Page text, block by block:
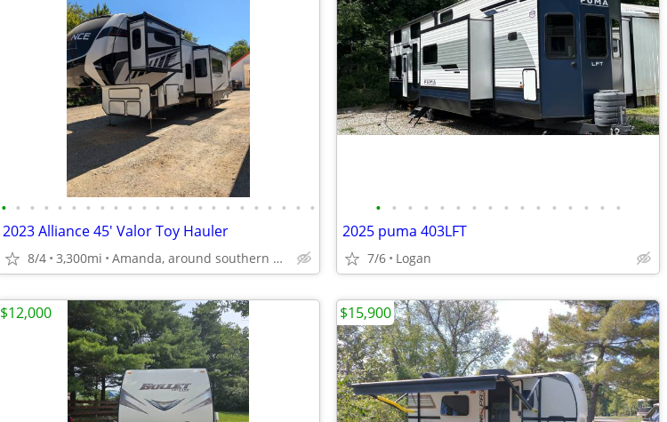
• • • • • • • • • • • • • • • • • • • • • • •
2023 Alliance 45' Valor Toy Hauler
8/4 3,300mi Amanda, around southern Oh
• • • • • • • • • • • • • • • •
2025 puma 403LFT
7/6 Logan
$12,000 $15,900